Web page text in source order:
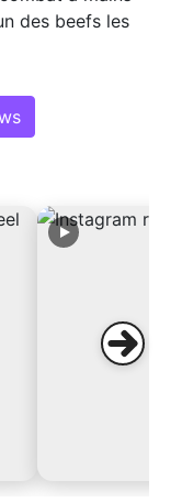
des beefs les